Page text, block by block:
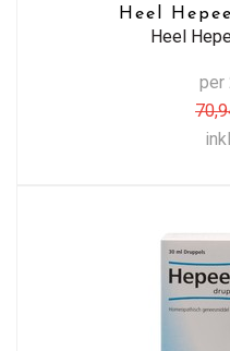
Heel
Heel
per